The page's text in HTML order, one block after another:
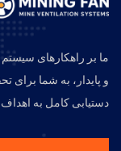
ما بر راهکارهای
و پایدار، به شما برای
دستیابی کامل به